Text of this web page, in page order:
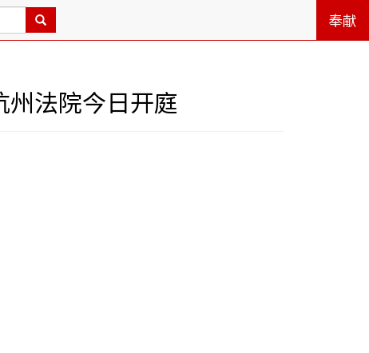
奉献
法院今日开庭